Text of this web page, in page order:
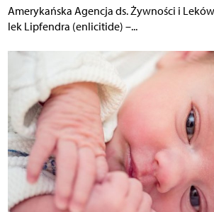
Amerykańska Agencja ds. Żywności i
lek Lipfendra (enlicitide) –...